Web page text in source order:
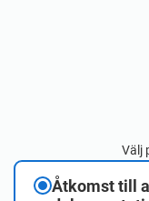
Välj
Åtkomst till